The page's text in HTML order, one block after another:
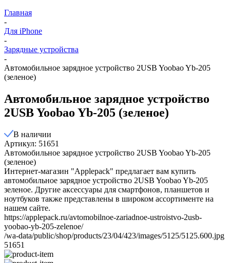
Главная
-
Для iPhone
-
Зарядные устройства
-
Автомобильное зарядное устройство 2USB Yoobao Yb-205
(зеленое)
Автомобильное зарядное устройство
2USB Yoobao Yb-205 (зеленое)
В наличии
Артикул: 51651
Автомобильное зарядное устройство 2USB Yoobao Yb-205
(зеленое)
Интернет-магазин "Applepack" предлагает вам купить
автомобильное зарядное устройство 2USB Yoobao Yb-205
зеленое. Другие аксессуары для смартфонов, планшетов и
ноутбуков также представлены в широком ассортименте на
нашем сайте.
https://applepack.ru/avtomobilnoe-zariadnoe-ustroistvo-2usb-
yoobao-yb-205-zelenoe/
/wa-data/public/shop/products/23/04/423/images/5125/5125.600.jpg
51651